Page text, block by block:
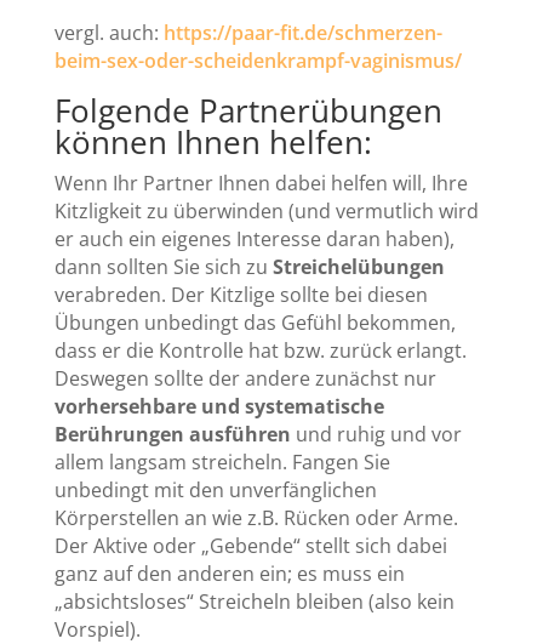
vergl. auch: https://paar-fit.de/schmerzen-
beim-sex-oder-scheidenkrampf-vaginismus/
Folgende Partnerübungen
können Ihnen helfen:
Wenn Ihr Partner Ihnen dabei helfen will, Ihre
Kitzligkeit zu überwinden (und vermutlich wird
er auch ein eigenes Interesse daran haben),
dann sollten Sie sich zu Streichelübungen
verabreden. Der Kitzlige sollte bei diesen
Übungen unbedingt das Gefühl bekommen,
dass er die Kontrolle hat bzw. zurück erlangt.
Deswegen sollte der andere zunächst nur
vorhersehbare und systematische
Berührungen ausführen und ruhig und vor
allem langsam streicheln. Fangen Sie
unbedingt mit den unverfänglichen
Körperstellen an wie z.B. Rücken oder Arme.
Der Aktive oder „Gebende“ stellt sich dabei
ganz auf den anderen ein; es muss ein
„absichtsloses“ Streicheln bleiben (also kein
Vorspiel).